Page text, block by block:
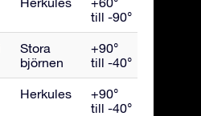
till -90°
Stora
björnen
+90°
till -40°
Herkules
+90°
till -40°